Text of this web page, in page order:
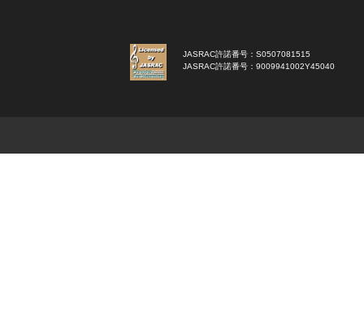
JASRAC許諾番号：S0507081515
JASRAC許諾番号：9009941002Y45040